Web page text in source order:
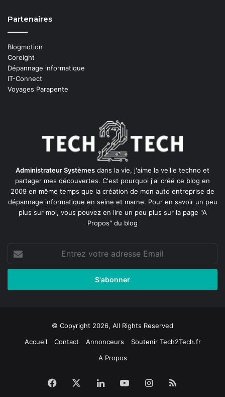
Partenaires
Blogmotion
Coreight
Dépannage informatique
IT-Connect
Voyages Parapente
Administrateur Systèmes dans la vie, j'aime la veille techno et
partager mes découvertes. C'est pourquoi j'ai créé ce blog en
2009 en même temps que la création de mon auto entreprise de
dépannage informatique en seine et marne. Pour en savoir un peu
plus sur moi, vous pouvez en lire un peu plus sur la page "A
Propos" du blog
Entrez
votre
adresse
© Copyright 2026, All Rights Reserved
Accueil
Contact Annonceurs
Soutenir Tech2Tech.fr
A Propos
Facebook LinkedinYouTubeInstagram